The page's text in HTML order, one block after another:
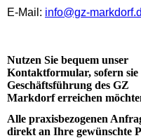
E-Mail: info@gz-
Nutzen Sie bequem unser
Kontaktformular, sofern sie
Geschäftsführung des GZ
Markdorf erreichen
Alle praxisbezogenen
direkt an Ihre gewünschte